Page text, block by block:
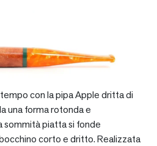
con la pipa Apple dritta di
una forma rotonda e
sommità piatta si fonde
corto e dritto. Realizzata